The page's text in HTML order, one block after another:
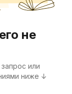
не
или
ниже ↓